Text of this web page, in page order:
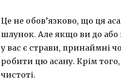
Це не обов’язково, що ця
шлунок. Але якщо ви до або
у вас є страви, принаймні
робити цю асану. Крім
чистоті.